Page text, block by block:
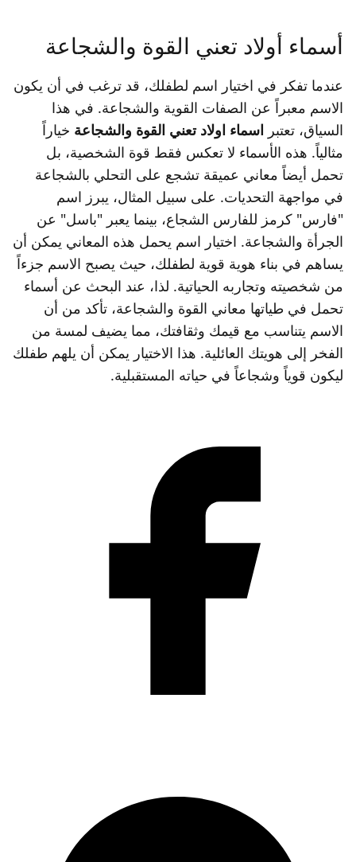
أسماء أولاد تعني القوة والشجاعة
عندما تفكر في اختيار اسم لطفلك، قد ترغب في أن يكون
الاسم معبراً عن الصفات القوية والشجاعة. في هذا
السياق، تعتبر اسماء اولاد تعني القوة والشجاعة خياراً
مثالياً. هذه الأسماء لا تعكس فقط قوة الشخصية، بل
تحمل أيضاً معاني عميقة تشجع على التحلي بالشجاعة
في مواجهة التحديات. على سبيل المثال، يبرز اسم
"فارس" كرمز للفارس الشجاع، بينما يعبر "باسل" عن
الجرأة والشجاعة. اختيار اسم يحمل هذه المعاني يمكن أن
يساهم في بناء هوية قوية لطفلك، حيث يصبح الاسم جزءاً
من شخصيته وتجاربه الحياتية. لذا، عند البحث عن أسماء
تحمل في طياتها معاني القوة والشجاعة، تأكد من أن
الاسم يتناسب مع قيمك وثقافتك، مما يضيف لمسة من
الفخر إلى هويتك العائلية. هذا الاختيار يمكن أن يلهم طفلك
ليكون قوياً وشجاعاً في حياته المستقبلية.